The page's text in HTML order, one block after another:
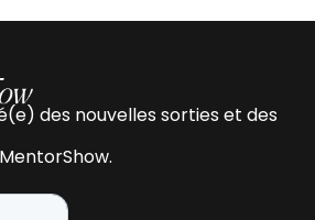
des nouvelles sorties et des